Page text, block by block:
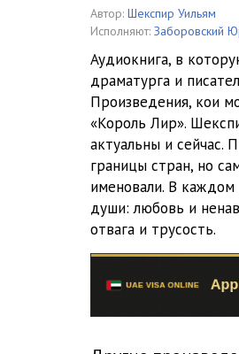
01_1_01_05
01_1_01_07
01_1_02_01
01_1_02_02
01_1_02_03
01_1_02_04
01_1_03_01
01_1_04_01
Автор: Шекспир Уильям
Исполняют: Заборовский
Аудиокнига, в
драматурга и
Произведения, кои
«Король Лир».
актуальны и сейчас.
границы стран, но
именовали. В
души: любовь и
отвага и трусость.